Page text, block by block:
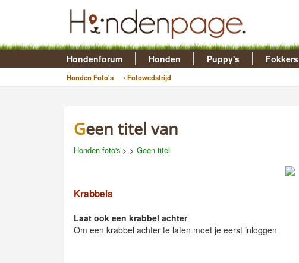
Hondenforum Honden Puppy's Fokkers
Honden Foto's • Fotowedstrijd
Geen titel van
Honden foto's > > Geen titel
Krabbels
Laat ook een krabbel achter
Om een krabbel achter te laten moet je eerst inloggen